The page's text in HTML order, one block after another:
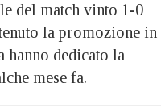
del match vinto 1-0
la promozione in
hanno dedicato la
mese fa.